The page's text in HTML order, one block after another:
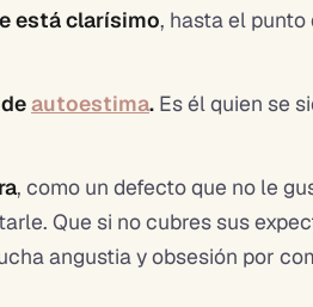
está clarísimo, hasta el
autoestima. Es él quien se
, como un defecto que no le
Que si no cubres sus
angustia y obsesión por